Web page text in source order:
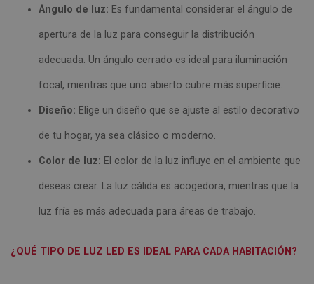
Ángulo de luz: Es fundamental considerar el ángulo de
apertura de la luz para conseguir la distribución
adecuada. Un ángulo cerrado es ideal para iluminación
focal, mientras que uno abierto cubre más superficie.
Diseño: Elige un diseño que se ajuste al estilo decorativo
de tu hogar, ya sea clásico o moderno.
Color de luz: El color de la luz influye en el ambiente que
deseas crear. La luz cálida es acogedora, mientras que la
luz fría es más adecuada para áreas de trabajo.
¿QUÉ TIPO DE LUZ LED ES IDEAL PARA CADA HABITACIÓN?